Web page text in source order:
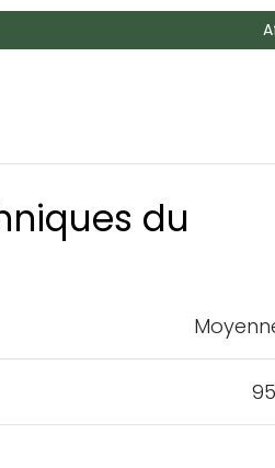
naturels à découvrir à
du